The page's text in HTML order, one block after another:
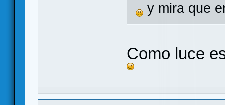
y mira que
Como luce